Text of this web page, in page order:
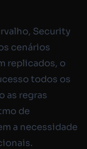
Security
cenários
replicados, o
todos os
as regras
de
a necessidade